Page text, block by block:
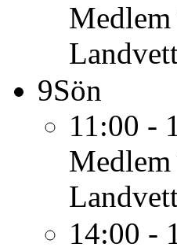
Medlem
9Sön
11:00 -
Medlem
14:00 -